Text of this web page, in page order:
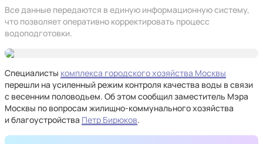
Все данные передаются в единую информационную систему,
что позволяет оперативно корректировать процесс
водоподготовки.
Специалисты комплекса городского хозяйства Москвы
перешли на усиленный режим контроля качества воды в связи
с весенним половодьем. Об этом сообщил заместитель Мэра
Москвы по вопросам жилищно-коммунального хозяйства
и благоустройства Петр Бирюков.